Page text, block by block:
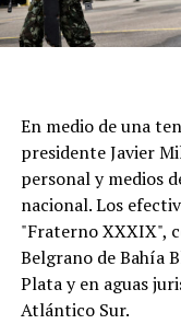
En medio de una
presidente Javier
personal y medios
nacional. Los
"Fraterno XXXIX",
Belgrano de Bahía
Plata y en aguas
Atlántico Sur.